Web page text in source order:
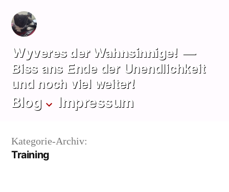
Zum
Inhalt
springen
Wyveres der Wahnsinnige!
Biss ans Ende der Unendlichkeit
und noch viel weiter!
Blog Impressum
Kategorie-Archiv:
Training